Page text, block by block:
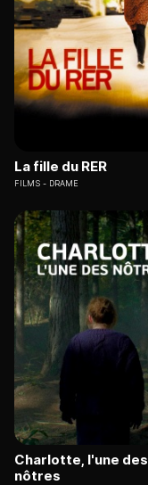
La fille du RER
FILMS DRAME
Charlotte, l'une des
nôtres